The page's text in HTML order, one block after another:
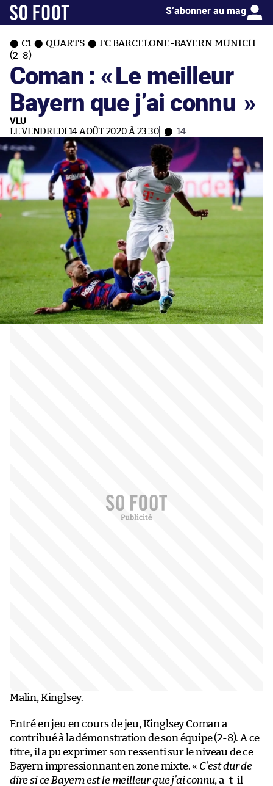
S’abonner au mag
C1 QUARTS
FC BARCELONE-BAYERN MUNICH
(2-8)
Coman : «Le meilleur
Bayern que j’ai connu »
VLU
LE VENDREDI 14 AOÛT 2020 À 23:30 14
Malin, Kinglsey.
Entré en jeu en cours de jeu, Kinglsey Coman a
contribué à la démonstration de son équipe (2-8). A ce
titre, il a pu exprimer son ressenti sur le niveau de ce
Bayern impressionnant en zone mixte. « C’est dur de
dire si ce Bayern est le meilleur que j’ai connu, a-t-il